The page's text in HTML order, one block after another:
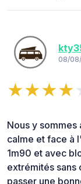
08/
Nous y
calme et face à
1m90 et avec
extrémités sans
passer une